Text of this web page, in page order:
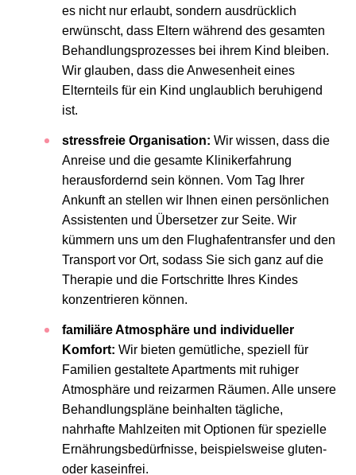
es nicht nur erlaubt, sondern ausdrücklich
erwünscht, dass Eltern während des gesamten
Behandlungsprozesses bei ihrem Kind bleiben.
Wir glauben, dass die Anwesenheit eines
Elternteils für ein Kind unglaublich beruhigend
ist.
stressfreie Organisation: Wir wissen, dass die
Anreise und die gesamte Klinikerfahrung
herausfordernd sein können. Vom Tag Ihrer
Ankunft an stellen wir Ihnen einen persönlichen
Assistenten und Übersetzer zur Seite. Wir
kümmern uns um den Flughafentransfer und den
Transport vor Ort, sodass Sie sich ganz auf die
Therapie und die Fortschritte Ihres Kindes
konzentrieren können.
familiäre Atmosphäre und individueller
Komfort: Wir bieten gemütliche, speziell für
Familien gestaltete Apartments mit ruhiger
Atmosphäre und reizarmen Räumen. Alle unsere
Behandlungspläne beinhalten tägliche,
nahrhafte Mahlzeiten mit Optionen für spezielle
Ernährungsbedürfnisse, beispielsweise gluten-
oder kaseinfrei.